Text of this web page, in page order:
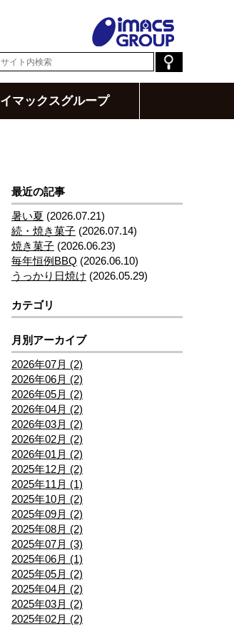
イマックスグループ
最近の記事
暑い夏 (2026.07.21)
続・焼き菓子 (2026.07.14)
焼き菓子 (2026.06.23)
毎年恒例BBQ (2026.06.10)
うっかり日焼け (2026.05.29)
カテゴリ
月別アーカイブ
2026年07月 (2)
2026年06月 (2)
2026年05月 (2)
2026年04月 (2)
2026年03月 (2)
2026年02月 (2)
2026年01月 (2)
2025年12月 (2)
2025年11月 (1)
2025年10月 (2)
2025年09月 (2)
2025年08月 (2)
2025年07月 (3)
2025年06月 (1)
2025年05月 (2)
2025年04月 (2)
2025年03月 (2)
2025年02月 (2)